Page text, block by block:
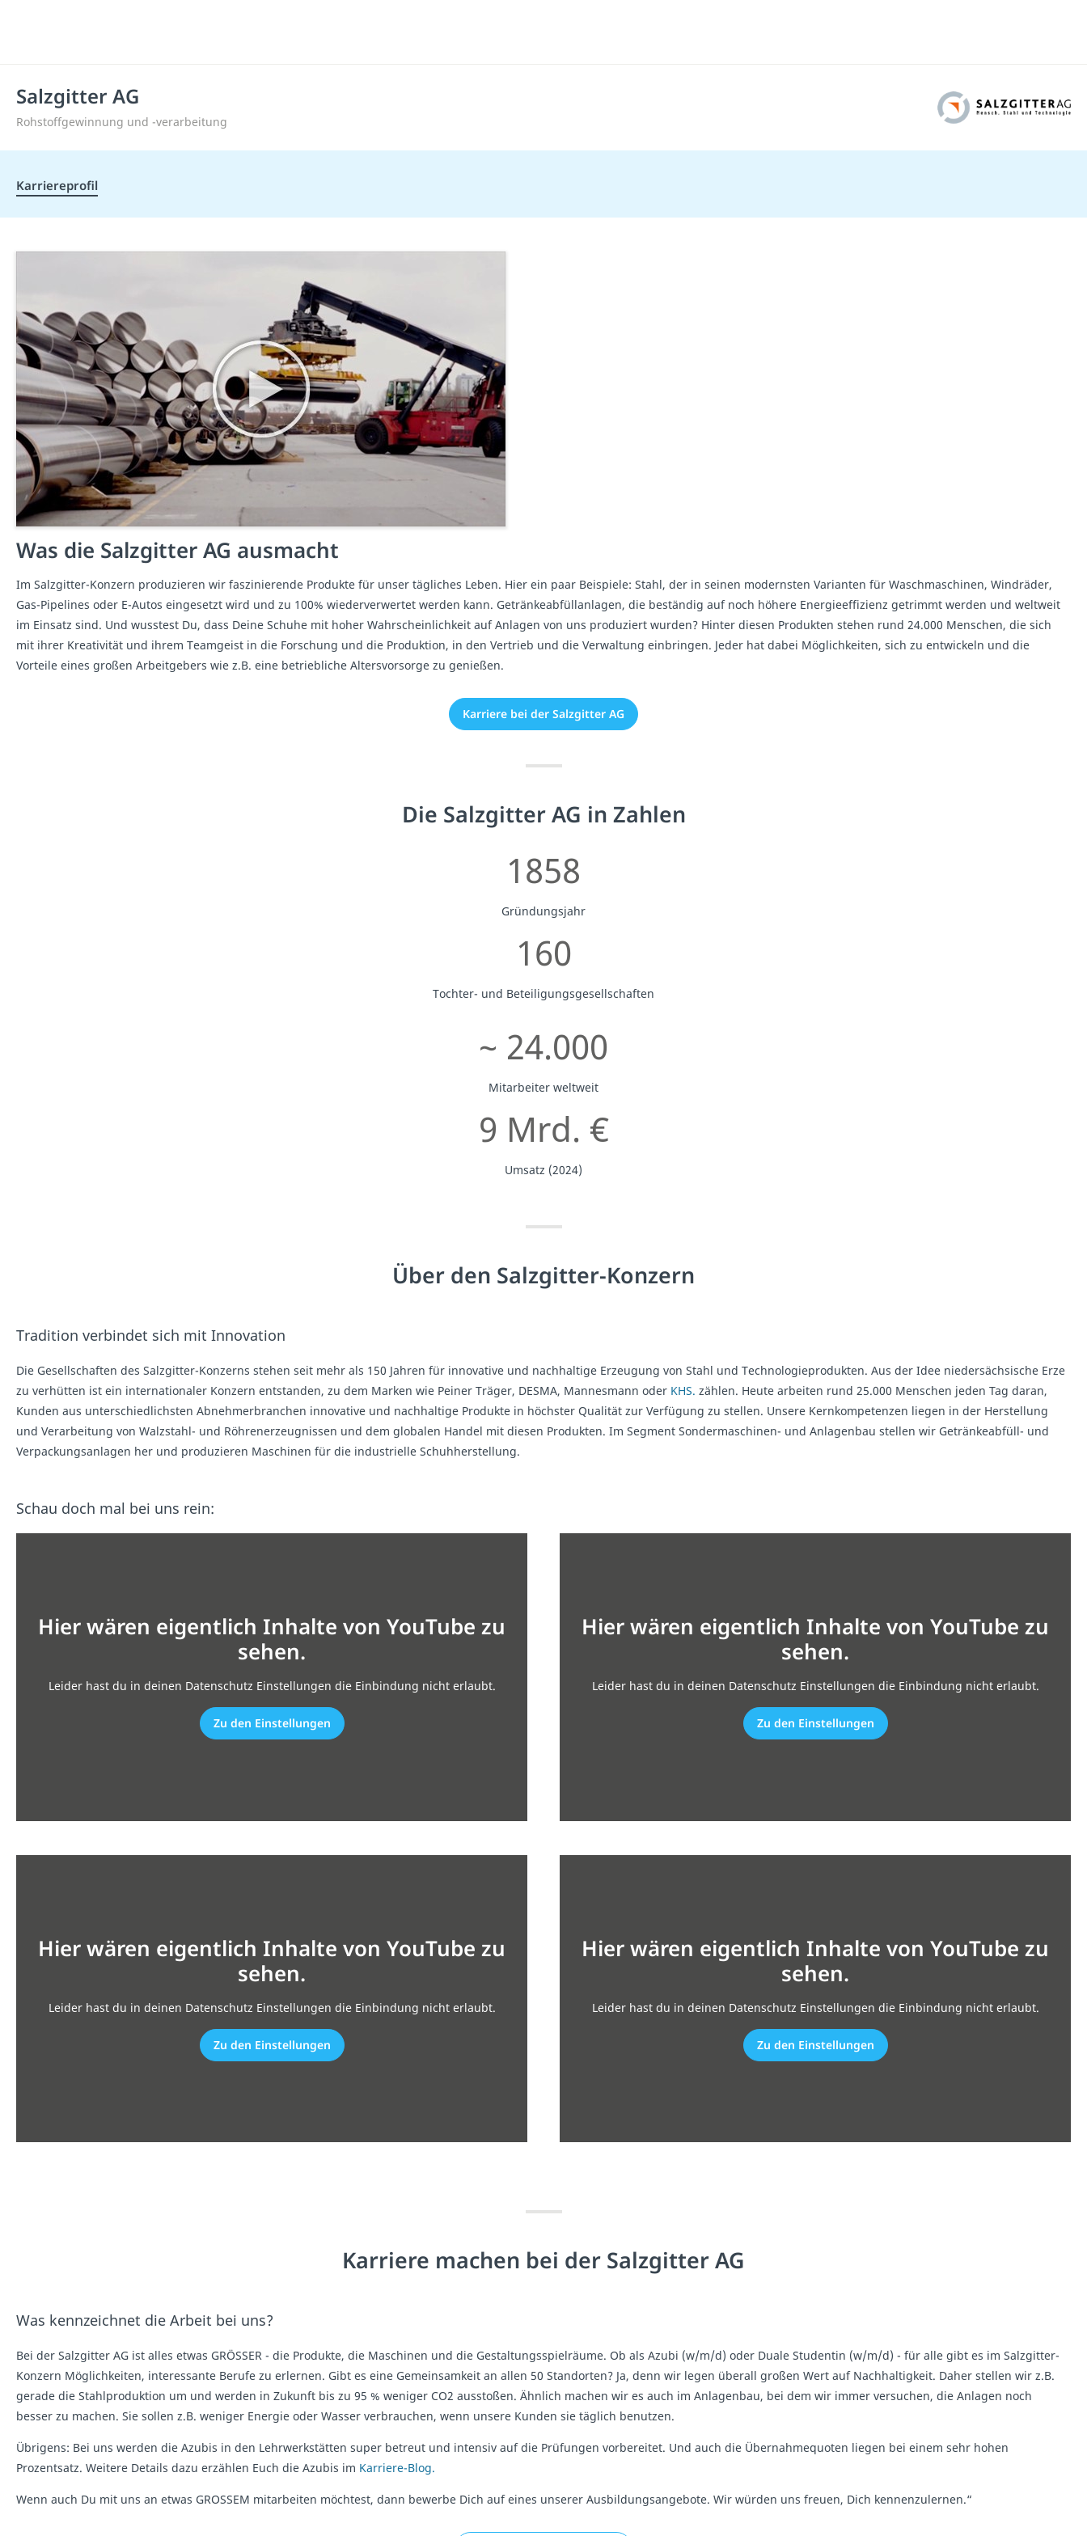
Salzgitter AG
Rohstoffgewinnung und -verarbeitung
Karriereprofil
Was die Salzgitter AG ausmacht
Im Salzgitter-Konzern produzieren wir faszinierende Produkte für unser tägliches Leben. Hier ein paar Beispiele: Stahl, der in seinen modernsten Varianten für Waschmaschinen, Windräder,
Gas-Pipelines oder E-Autos eingesetzt wird und zu 100% wiederverwertet werden kann. Getränkeabfüllanlagen, die beständig auf noch höhere Energieeffizienz getrimmt werden und weltweit
im Einsatz sind. Und wusstest Du, dass Deine Schuhe mit hoher Wahrscheinlichkeit auf Anlagen von uns produziert wurden? Hinter diesen Produkten stehen rund 24.000 Menschen, die sich
mit ihrer Kreativität und ihrem Teamgeist in die Forschung und die Produktion, in den Vertrieb und die Verwaltung einbringen. Jeder hat dabei Möglichkeiten, sich zu entwickeln und die
Vorteile eines großen Arbeitgebers wie z.B. eine betriebliche Altersvorsorge zu genießen.
Karriere bei der Salzgitter AG
Die Salzgitter AG in Zahlen
1858
Gründungsjahr
160
Tochter- und Beteiligungsgesellschaften
~ 24.000
Mitarbeiter weltweit
9 Mrd. €
Umsatz (2024)
Über den Salzgitter-Konzern
Tradition verbindet sich mit Innovation
Die Gesellschaften des Salzgitter-Konzerns stehen seit mehr als 150 Jahren für innovative und nachhaltige Erzeugung von Stahl und Technologieprodukten. Aus der Idee niedersächsische Erze
zu verhütten ist ein internationaler Konzern entstanden, zu dem Marken wie Peiner Träger, DESMA, Mannesmann oder KHS. zählen. Heute arbeiten rund 25.000 Menschen jeden Tag daran,
Kunden aus unterschiedlichsten Abnehmerbranchen innovative und nachhaltige Produkte in höchster Qualität zur Verfügung zu stellen. Unsere Kernkompetenzen liegen in der Herstellung
und Verarbeitung von Walzstahl- und Röhrenerzeugnissen und dem globalen Handel mit diesen Produkten. Im Segment Sondermaschinen- und Anlagenbau stellen wir Getränkeabfüll- und
Verpackungsanlagen her und produzieren Maschinen für die industrielle Schuhherstellung.
Schau doch mal bei uns rein:
Hier wären eigentlich Inhalte von YouTube zu
sehen.
Leider hast du in deinen Datenschutz Einstellungen die Einbindung nicht erlaubt.
Zu den Einstellungen
Hier wären eigentlich Inhalte von YouTube zu
sehen.
Leider hast du in deinen Datenschutz Einstellungen die Einbindung nicht erlaubt.
Zu den Einstellungen
Hier wären eigentlich Inhalte von YouTube zu
sehen.
Leider hast du in deinen Datenschutz Einstellungen die Einbindung nicht erlaubt.
Zu den Einstellungen
Hier wären eigentlich Inhalte von YouTube zu
sehen.
Leider hast du in deinen Datenschutz Einstellungen die Einbindung nicht erlaubt.
Zu den Einstellungen
Karriere machen bei der Salzgitter AG
Was kennzeichnet die Arbeit bei uns?
Bei der Salzgitter AG ist alles etwas GRÖSSER - die Produkte, die Maschinen und die Gestaltungsspielräume. Ob als Azubi (w/m/d) oder Duale Studentin (w/m/d) - für alle gibt es im Salzgitter-
Konzern Möglichkeiten, interessante Berufe zu erlernen. Gibt es eine Gemeinsamkeit an allen 50 Standorten? Ja, denn wir legen überall großen Wert auf Nachhaltigkeit. Daher stellen wir z.B.
gerade die Stahlproduktion um und werden in Zukunft bis zu 95 % weniger CO2 ausstoßen. Ähnlich machen wir es auch im Anlagenbau, bei dem wir immer versuchen, die Anlagen noch
besser zu machen. Sie sollen z.B. weniger Energie oder Wasser verbrauchen, wenn unsere Kunden sie täglich benutzen.
Übrigens: Bei uns werden die Azubis in den Lehrwerkstätten super betreut und intensiv auf die Prüfungen vorbereitet. Und auch die Übernahmequoten liegen bei einem sehr hohen
Prozentsatz. Weitere Details dazu erzählen Euch die Azubis im Karriere-Blog.
Wenn auch Du mit uns an etwas GROSSEM mitarbeiten möchtest, dann bewerbe Dich auf eines unserer Ausbildungsangebote. Wir würden uns freuen, Dich kennenzulernen.“